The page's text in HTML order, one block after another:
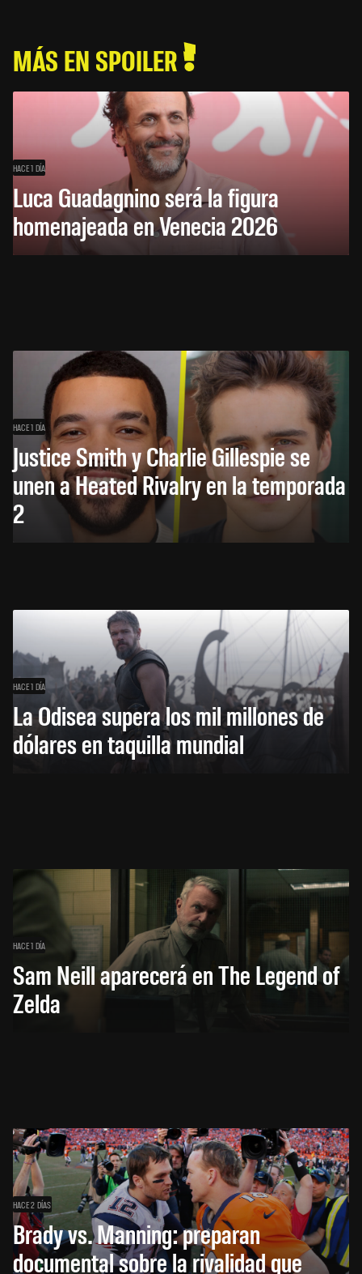
MÁS EN SPOILER
HACE 1 DÍA
Luca Guadagnino será la figura
homenajeada en Venecia 2026
HACE 1 DÍA
Justice Smith y Charlie Gillespie se
unen a Heated Rivalry en la temporada
2
HACE 1 DÍA
La Odisea supera los mil millones de
dólares en taquilla mundial
HACE 1 DÍA
Sam Neill aparecerá en The Legend of
Zelda
HACE 2 DÍAS
Brady vs. Manning: preparan
documental sobre la rivalidad que